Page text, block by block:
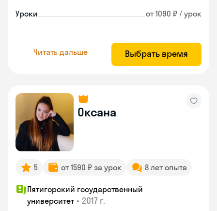
Уроки от 1090 ₽ / урок
Читать дальше Выбрать время
Оксана
5 от 1590 ₽ за урок 8 лет опыта
Пятигорский государственный
университет • 2017 г.